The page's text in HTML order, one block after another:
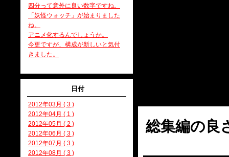
総集編の良
四分って意外に良い数字ですね。
「妖怪ウォッチ」が始まりました
ね。
アニメ化するんでしょうか。
今更ですが、構成が新しいと気付
きました。
日付
2012年03月 ( 3 )
2012年04月 ( 1 )
2012年05月 ( 2 )
2012年06月 ( 3 )
2012年07月 ( 3 )
2012年08月 ( 3 )